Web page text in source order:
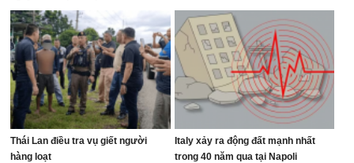
Thái Lan điều tra vụ giết người
hàng loạt
Italy xảy ra động đất mạnh nhất
trong 40 năm qua tại Napoli